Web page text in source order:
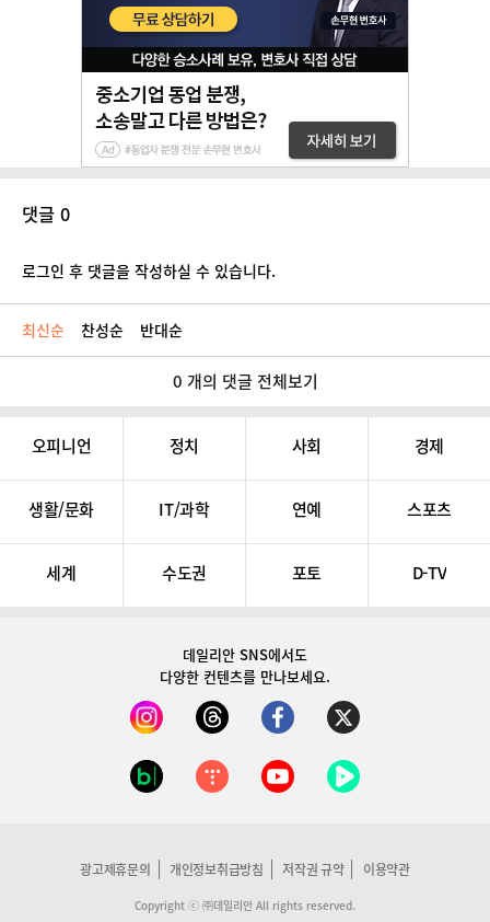
댓글 0
로그인 후 댓글을 작성하실 수 있습니다.
최신순 찬성순 반대순
0 개의 댓글 전체보기
오피니언 정치 사회 경제
생활/문화 IT/과학 연예 스포츠
세계 수도권 포토 D-TV
데일리안 SNS에서도
다양한 컨텐츠를 만나보세요.
광고제휴문의 개인정보취급방침 저작권 규약 이용약관
Copyright ⓒ ㈜데일리안 All rights reserved.